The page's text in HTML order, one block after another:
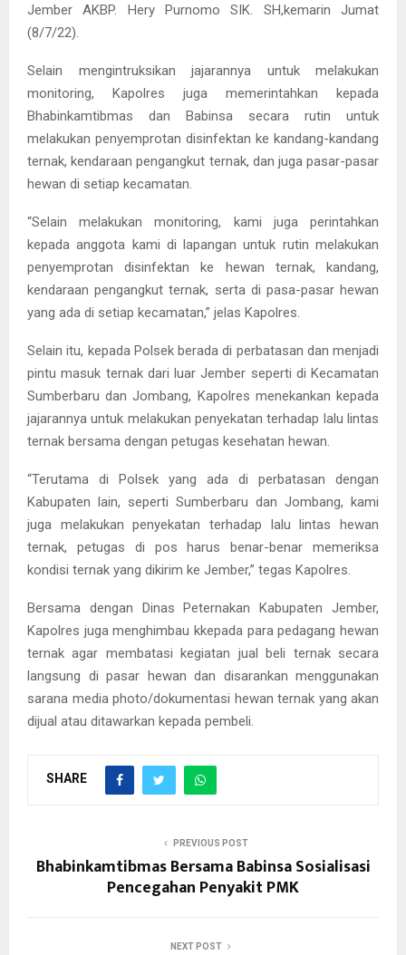
Jember AKBP. Hery Purnomo SIK. SH,kemarin Jumat
(8/7/22).
Selain mengintruksikan jajarannya untuk melakukan
monitoring, Kapolres juga memerintahkan kepada
Bhabinkamtibmas dan Babinsa secara rutin untuk
melakukan penyemprotan disinfektan ke kandang-kandang
ternak, kendaraan pengangkut ternak, dan juga pasar-pasar
hewan di setiap kecamatan.
“Selain melakukan monitoring, kami juga perintahkan
kepada anggota kami di lapangan untuk rutin melakukan
penyemprotan disinfektan ke hewan ternak, kandang,
kendaraan pengangkut ternak, serta di pasa-pasar hewan
yang ada di setiap kecamatan,” jelas Kapolres.
Selain itu, kepada Polsek berada di perbatasan dan menjadi
pintu masuk ternak dari luar Jember seperti di Kecamatan
Sumberbaru dan Jombang, Kapolres menekankan kepada
jajarannya untuk melakukan penyekatan terhadap lalu lintas
ternak bersama dengan petugas kesehatan hewan.
“Terutama di Polsek yang ada di perbatasan dengan
Kabupaten lain, seperti Sumberbaru dan Jombang, kami
juga melakukan penyekatan terhadap lalu lintas hewan
ternak, petugas di pos harus benar-benar memeriksa
kondisi ternak yang dikirim ke Jember,” tegas Kapolres.
Bersama dengan Dinas Peternakan Kabupaten Jember,
Kapolres juga menghimbau kkepada para pedagang hewan
ternak agar membatasi kegiatan jual beli ternak secara
langsung di pasar hewan dan disarankan menggunakan
sarana media photo/dokumentasi hewan ternak yang akan
dijual atau ditawarkan kepada pembeli.
SHARE
PREVIOUS POST
Bhabinkamtibmas Bersama Babinsa Sosialisasi
Pencegahan Penyakit PMK
NEXT POST